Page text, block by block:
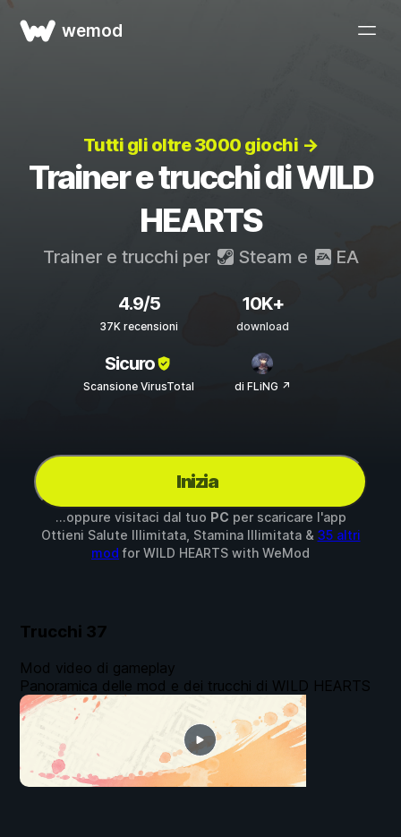
wemod
Tutti gli oltre 3000 giochi →
Trainer e trucchi di WILD
HEARTS
Trainer e trucchi per Steam e EA
4.9/5
37K recensioni
10K+
download
Sicuro
Scansione VirusTotal di FLiNG ↗
Inizia
...oppure visitaci dal tuo PC per scaricare l'app
Ottieni Salute Illimitata, Stamina Illimitata & 35 altri
mod for WILD HEARTS with WeMod
Trucchi 37
Mod video di gameplay
Panoramica delle mod e dei trucchi di WILD HEARTS